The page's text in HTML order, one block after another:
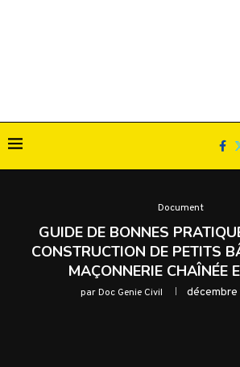
Document
GUIDE DE BONNES
CONSTRUCTION DE PETITS
MAÇONNERIE CHAÎNÉE
parDoc Genie Civil décembre